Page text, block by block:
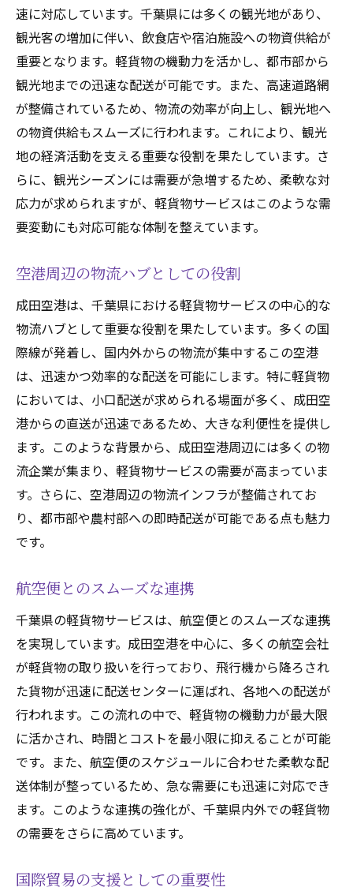
速に対応しています。千葉県には多くの観光地があり、
観光客の増加に伴い、飲食店や宿泊施設への物資供給が
重要となります。軽貨物の機動力を活かし、都市部から
観光地までの迅速な配送が可能です。また、高速道路網
が整備されているため、物流の効率が向上し、観光地へ
の物資供給もスムーズに行われます。これにより、観光
地の経済活動を支える重要な役割を果たしています。さ
らに、観光シーズンには需要が急増するため、柔軟な対
応力が求められますが、軽貨物サービスはこのような需
要変動にも対応可能な体制を整えています。
空港周辺の物流ハブとしての役割
成田空港は、千葉県における軽貨物サービスの中心的な
物流ハブとして重要な役割を果たしています。多くの国
際線が発着し、国内外からの物流が集中するこの空港
は、迅速かつ効率的な配送を可能にします。特に軽貨物
においては、小口配送が求められる場面が多く、成田空
港からの直送が迅速であるため、大きな利便性を提供し
ます。このような背景から、成田空港周辺には多くの物
流企業が集まり、軽貨物サービスの需要が高まっていま
す。さらに、空港周辺の物流インフラが整備されてお
り、都市部や農村部への即時配送が可能である点も魅力
です。
航空便とのスムーズな連携
千葉県の軽貨物サービスは、航空便とのスムーズな連携
を実現しています。成田空港を中心に、多くの航空会社
が軽貨物の取り扱いを行っており、飛行機から降ろされ
た貨物が迅速に配送センターに運ばれ、各地への配送が
行われます。この流れの中で、軽貨物の機動力が最大限
に活かされ、時間とコストを最小限に抑えることが可能
です。また、航空便のスケジュールに合わせた柔軟な配
送体制が整っているため、急な需要にも迅速に対応でき
ます。このような連携の強化が、千葉県内外での軽貨物
の需要をさらに高めています。
国際貿易の支援としての重要性